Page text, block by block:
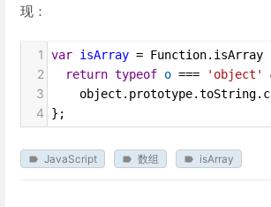
现：
1 var isArray = Function. isArray
2 return typeof o === 'object'
3 object . prototype.toString.
4 };
JavaScript 数组 isArray